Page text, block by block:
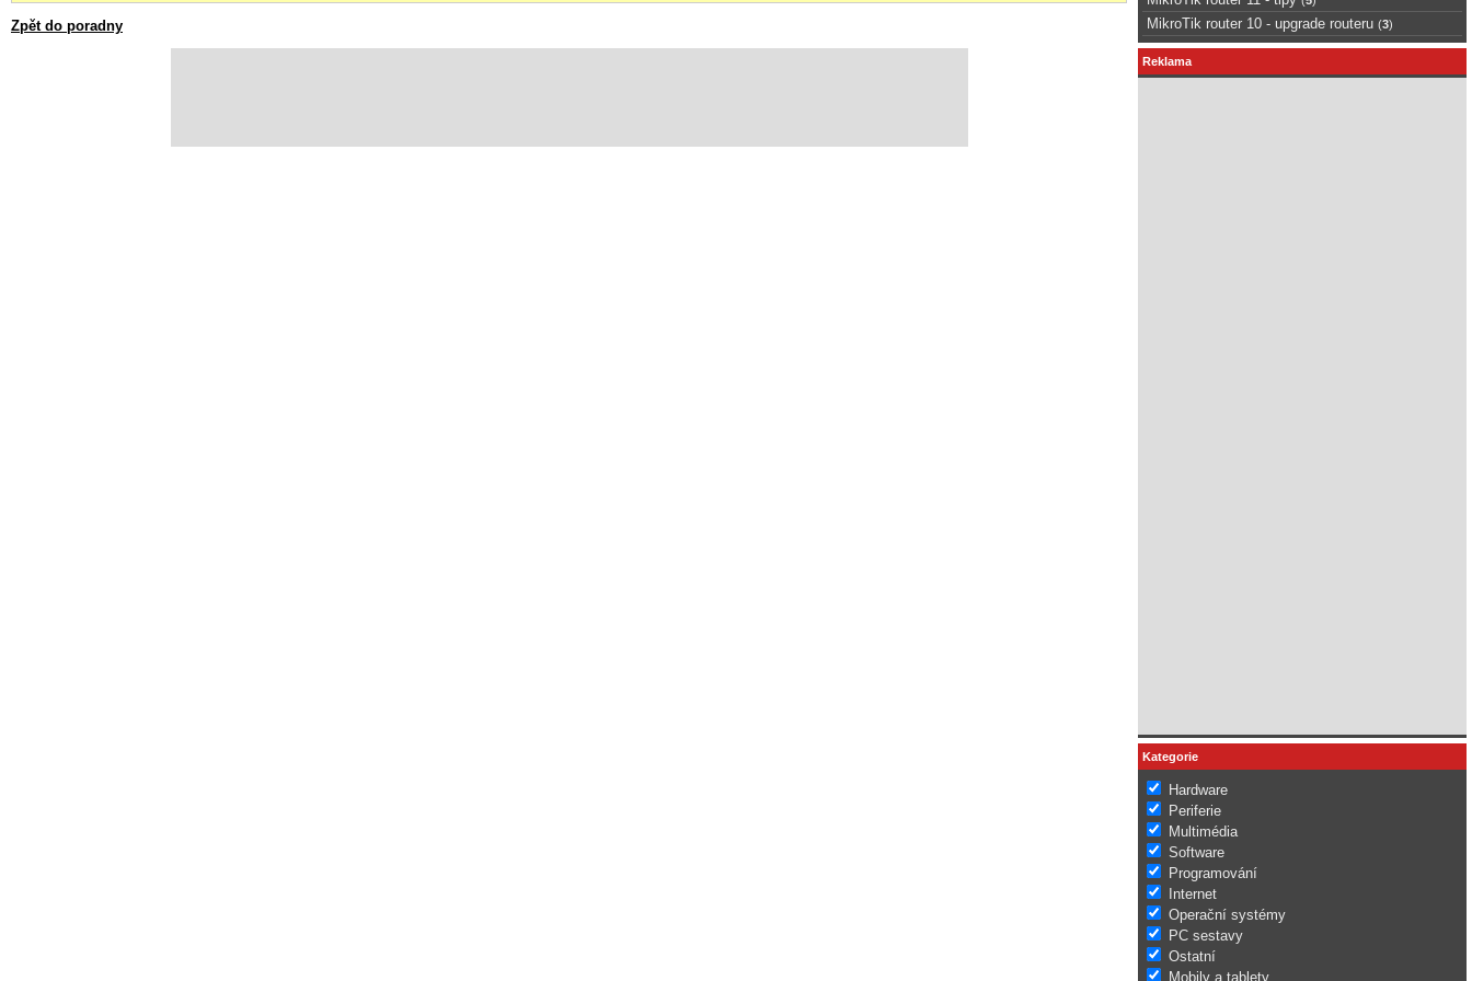
Zpět do poradny MikroTik router 10 - upgrade routeru (3)
Reklama
Kategorie
Hardware
Periferie
Multimédia
Software
Programování
Internet
Operační systémy
PC sestavy
Ostatní
Mobily a tablety